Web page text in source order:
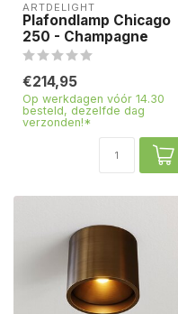
ARTDELIGHT
Plafondlamp Chicago
250 - Champagne
€214,95
Op werkdagen vóór 14.30
besteld, dezelfde dag
verzonden!*